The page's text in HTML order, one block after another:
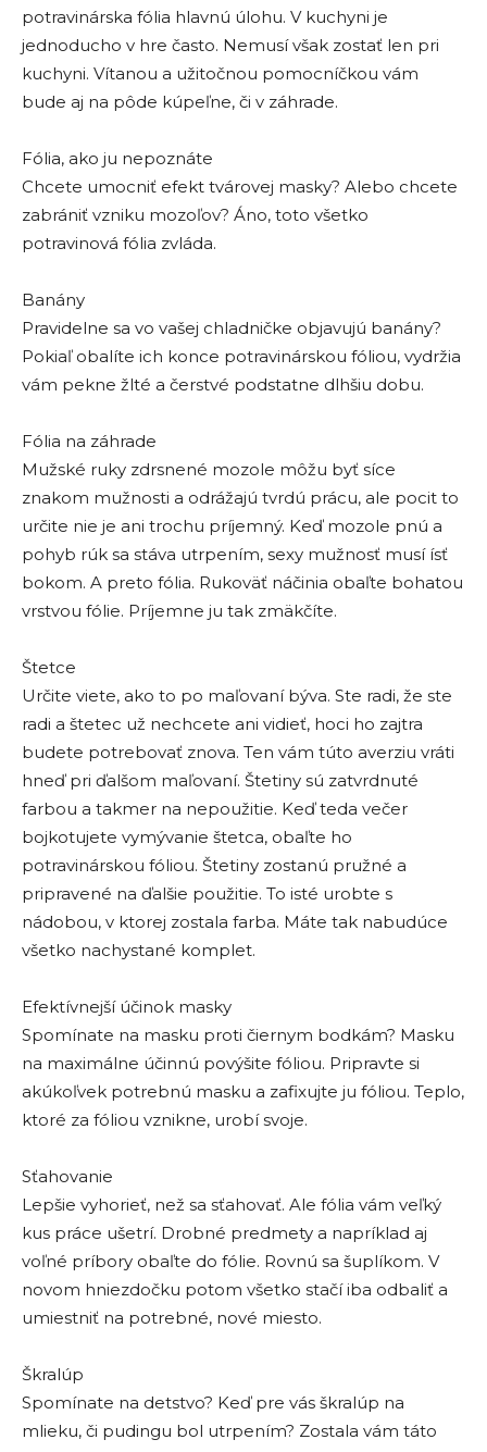
potravinárska fólia hlavnú úlohu. V kuchyni je
jednoducho v hre často. Nemusí však zostať len pri
kuchyni. Vítanou a užitočnou pomocníčkou vám
bude aj na pôde kúpeľne, či v záhrade.
Fólia, ako ju nepoznáte
Chcete umocniť efekt tvárovej masky? Alebo chcete
zabrániť vzniku mozoľov? Áno, toto všetko
potravinová fólia zvláda.
Banány
Pravidelne sa vo vašej chladničke objavujú banány?
Pokiaľ obalíte ich konce potravinárskou fóliou, vydržia
vám pekne žlté a čerstvé podstatne dlhšiu dobu.
Fólia na záhrade
Mužské ruky zdrsnené mozole môžu byť síce
znakom mužnosti a odrážajú tvrdú prácu, ale pocit to
určite nie je ani trochu príjemný. Keď mozole pnú a
pohyb rúk sa stáva utrpením, sexy mužnosť musí ísť
bokom. A preto fólia. Rukoväť náčinia obaľte bohatou
vrstvou fólie. Príjemne ju tak zmäkčíte.
Štetce
Určite viete, ako to po maľovaní býva. Ste radi, že ste
radi a štetec už nechcete ani vidieť, hoci ho zajtra
budete potrebovať znova. Ten vám túto averziu vráti
hneď pri ďalšom maľovaní. Štetiny sú zatvrdnuté
farbou a takmer na nepoužitie. Keď teda večer
bojkotujete vymývanie štetca, obaľte ho
potravinárskou fóliou. Štetiny zostanú pružné a
pripravené na ďalšie použitie. To isté urobte s
nádobou, v ktorej zostala farba. Máte tak nabudúce
všetko nachystané komplet.
Efektívnejší účinok masky
Spomínate na masku proti čiernym bodkám? Masku
na maximálne účinnú povýšite fóliou. Pripravte si
akúkoľvek potrebnú masku a zafixujte ju fóliou. Teplo,
ktoré za fóliou vznikne, urobí svoje.
Sťahovanie
Lepšie vyhorieť, než sa sťahovať. Ale fólia vám veľký
kus práce ušetrí. Drobné predmety a napríklad aj
voľné príbory obaľte do fólie. Rovnú sa šuplíkom. V
novom hniezdočku potom všetko stačí iba odbaliť a
umiestniť na potrebné, nové miesto.
Škralúp
Spomínate na detstvo? Keď pre vás škralúp na
mlieku, či pudingu bol utrpením? Zostala vám táto